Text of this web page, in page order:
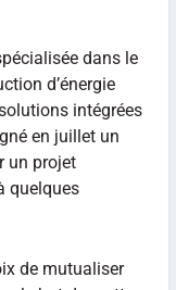
dans le
d’énergie
intégrées
en juillet un
un projet
quelques
de mutualiser